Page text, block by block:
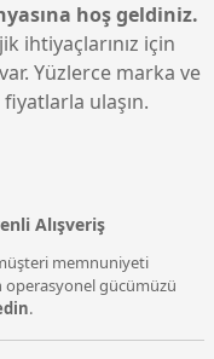
hoş geldiniz.
ihtiyaçlarınız için
Yüzlerce marka ve
ulaşın.
Alışveriş
memnuniyeti
operasyonel gücümüzü
.